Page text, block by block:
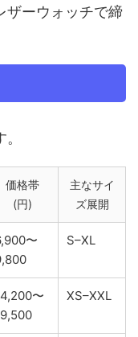
ザーウォッチで締
価格帯
(円)
主なサイ
ズ展開
〜
S–XL
〜
XS–XXL